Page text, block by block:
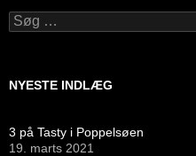
Søg
efter:
NYESTE INDLÆG
3 på Tasty i Poppelsøen
19. marts 2021